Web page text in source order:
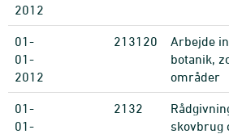
2012
01-
01-
2012
213120
Arbejde
botanik,
områder
01-
01-
2132
skovbrug